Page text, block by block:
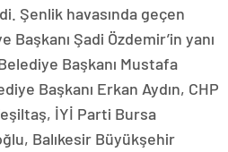
Şenlik havasında geçen
Şadi Özdemir’in yanı
Başkanı Mustafa
Başkanı Erkan Aydın, CHP
İYİ Parti Bursa
Balıkesir Büyükşehir